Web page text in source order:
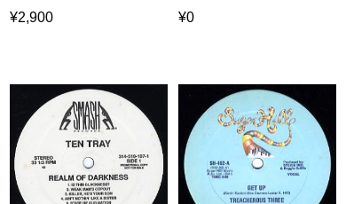
¥2,900 ¥0